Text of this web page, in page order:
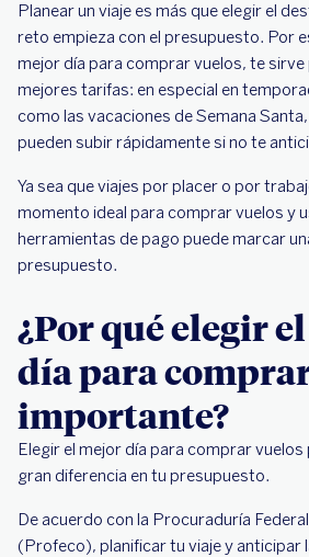
vuelos es importante?
¿Qué factores influyen en el
boletos de avión?
¿Cuál es el mejor día para
baratos o a mejor precio?
¿Cómo aprovechar una
comprar vuelos?
Planear un viaje es más que elegir el
reto empieza con el presupuesto. Por
mejor día para comprar vuelos, te
mejores tarifas: en especial en
como las vacaciones de Semana
pueden subir rápidamente si no te
Ya sea que viajes por placer o por
momento ideal para comprar vuelos y
herramientas de pago puede marcar
presupuesto.
¿Por qué elegir
día para
importante?
Elegir el mejor día para comprar vuelos
gran diferencia en tu presupuesto.
De acuerdo con la Procuraduría
(Profeco), planificar tu viaje y anticipar